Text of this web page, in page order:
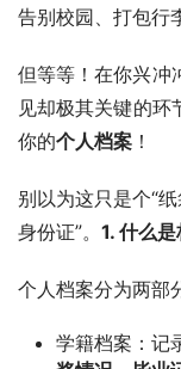
告别校园、打包行
但等等！在你兴冲
见却极其关键的
你的个人档案 ！
别以为这只是个“
身份证”。 1. 什么是
个人档案分为两部
学籍档案：记